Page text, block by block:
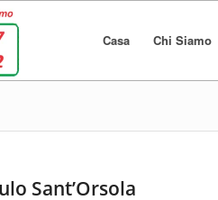
Casa Chi Siamo
Sant’Orsola